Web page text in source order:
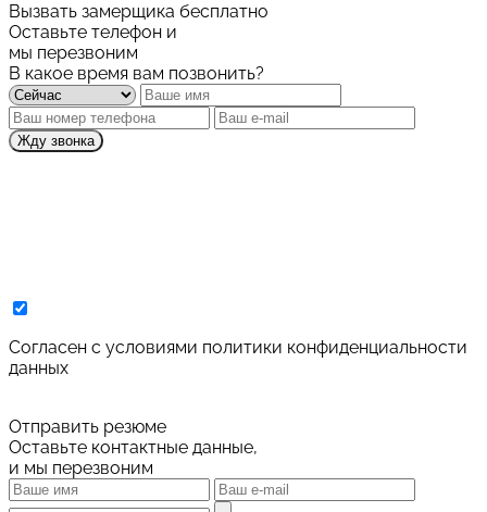
Вызвать замерщика бесплатно
Оставьте телефон и
мы перезвоним
В какое время вам позвонить?
Жду звонка
Cогласен с условиями политики конфиденциальности
данных
Отправить резюме
Оставьте контактные данные,
и мы перезвоним